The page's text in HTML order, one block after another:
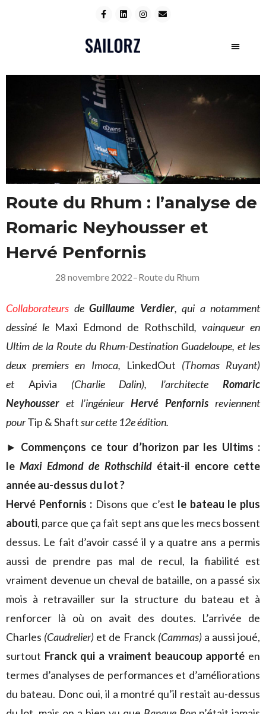
Route du Rhum : l’analyse de
Romaric Neyhousser et
Hervé Penfornis
28 novembre 2022–Route du Rhum
Collaborateurs de Guillaume Verdier, qui a notamment
dessiné le Maxi Edmond de Rothschild, vainqueur en
Ultim de la Route du Rhum-Destination Guadeloupe, et les
deux premiers en Imoca, LinkedOut (Thomas Ruyant)
et Apivia (Charlie Dalin), l’architecteRomaric
Neyhousser et l’ingénieur Hervé Penfornis reviennent
pourTip & Shaftsur cette 12e édition.
► Commençons ce tour d’horizon par les Ultims :
le Maxi Edmond de Rothschild était-il encore cette
année au-dessus du lot ?
Hervé Penfornis : Disons que c’est le bateau le plus
abouti, parce que ça fait sept ans que les mecs bossent
dessus. Le fait d’avoir cassé il y a quatre ans a permis
aussi de prendre pas mal de recul, la fiabilité est
vraiment devenue un cheval de bataille, on a passé six
mois à retravailler sur la structure du bateau et à
renforcer là où on avait des doutes. L’arrivée de
Charles (Caudrelier) et de Franck (Cammas)a aussi joué,
surtout Franck qui a vraiment beaucoup apporté en
termes d’analyses de performances et d’améliorations
du bateau. Donc oui, il a montré qu’il restait au-dessus